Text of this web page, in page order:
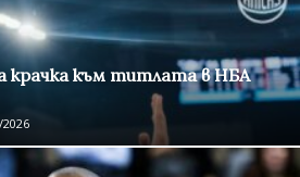
крачка към титлата в НБА